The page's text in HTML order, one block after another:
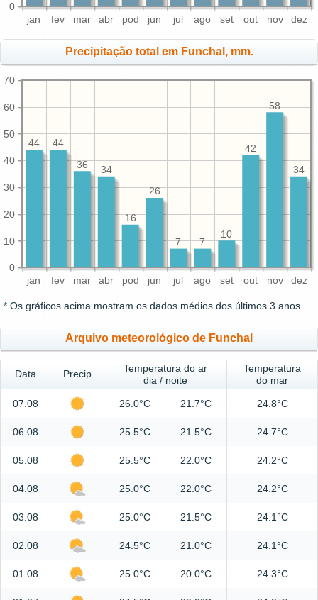
jan fev mar abr pod jun jul ago set out nov dez
0
Precipitação total em Funchal, mm.
jan fev mar abr pod jun jul ago set out nov dez
0
10
20
30
40
50
60
70
34
58
42
10
7
7
26
16
34
36
44
44
* Os gráficos acima mostram os dados médios dos últimos 3 anos.
Arquivo meteorológico de Funchal
Data Precip
Temperatura do ar
dia / noite
Temperatura
do mar
07.08 26.0°C 21.7°C 24.8°C
06.08 25.5°C 21.5°C 24.7°C
05.08 25.5°C 22.0°C 24.2°C
04.08 25.0°C 22.0°C 24.2°C
03.08 25.0°C 21.5°C 24.1°C
02.08 24.5°C 21.0°C 24.1°C
01.08 25.0°C 20.0°C 24.3°C